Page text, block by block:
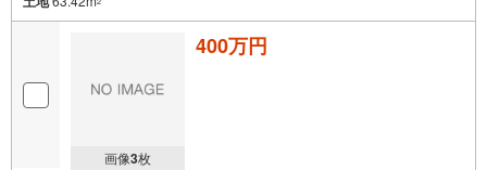
画像3枚
400万円